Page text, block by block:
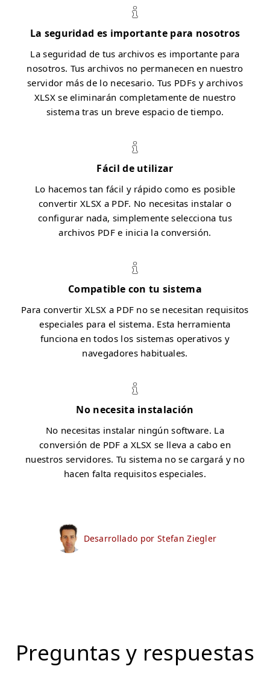
La seguridad es importante para nosotros
La seguridad de tus archivos es importante para
nosotros. Tus archivos no permanecen en nuestro
servidor más de lo necesario. Tus PDFs y archivos
XLSX se eliminarán completamente de nuestro
sistema tras un breve espacio de tiempo.
Fácil de utilizar
Lo hacemos tan fácil y rápido como es posible
convertir XLSX a PDF. No necesitas instalar o
configurar nada, simplemente selecciona tus
archivos PDF e inicia la conversión.
Compatible con tu sistema
Para convertir XLSX a PDF no se necesitan requisitos
especiales para el sistema. Esta herramienta
funciona en todos los sistemas operativos y
navegadores habituales.
No necesita instalación
No necesitas instalar ningún software. La
conversión de PDF a XLSX se lleva a cabo en
nuestros servidores. Tu sistema no se cargará y no
hacen falta requisitos especiales.
Desarrollado por Stefan Ziegler
Preguntas y respuestas